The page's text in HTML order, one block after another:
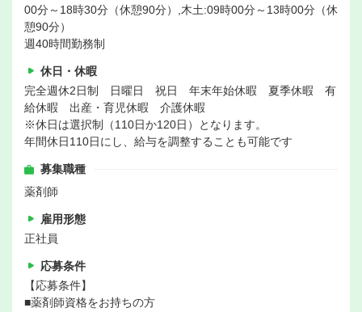
00分～18時30分（休憩90分）,木土:09時00分～13時00分（休
憩90分）
週40時間勤務制
休日・休暇
完全週休2日制 日曜日 祝日 年末年始休暇 夏季休暇 有
給休暇 出産・育児休暇 介護休暇
※休日は選択制（110日か120日）となります。
年間休日110日にし、給与を調整することも可能です
募集職種
薬剤師
雇用形態
正社員
応募条件
【応募条件】
■薬剤師資格をお持ちの方